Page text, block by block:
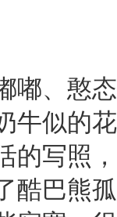
、憨态
牛似的
的写照
酷巴熊